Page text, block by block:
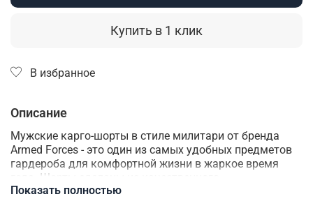
Купить в 1 клик
В избранное
Описание
Мужские карго-шорты в стиле милитари от бренда
Armed Forces - это один из самых удобных предметов
гардероба для комфортной жизни в жаркое время
года. Шорты сделаны из качественного
гипоаллергенного хлопка. В них не будет жарко или
Показать полностью